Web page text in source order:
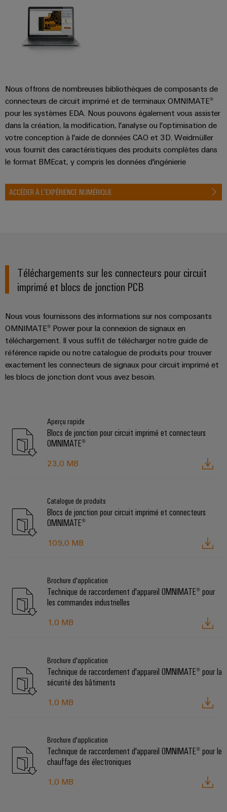
Nous offrons de nombreuses bibliothèques de composants de
connecteurs de circuit imprimé et de terminaux OMNIMATE®
pour les systèmes EDA. Nous pouvons également vous assister
dans la création, la modification, l'analyse ou l'optimisation de
votre conception à l'aide de données CAO et 3D. Weidmüller
vous fournit des caractéristiques des produits complètes dans
le format BMEcat, y compris les données d'ingénierie
ACCÉDER À L’EXPÉRIENCE NUMÉRIQUE
Téléchargements sur les connecteurs pour circuit
imprimé et blocs de jonction PCB
Nous vous fournissons des informations sur nos composants
OMNIMATE® Power pour la connexion de signaux en
téléchargement. Il vous suffit de télécharger notre guide de
référence rapide ou notre catalogue de produits pour trouver
exactement les connecteurs de signaux pour circuit imprimé et
les blocs de jonction dont vous avez besoin.
Aperçu rapide
Blocs de jonction pour circuit imprimé et connecteurs
OMNIMATE®
23,0 MB
Catalogue de produits
Blocs de jonction pour circuit imprimé et connecteurs
OMNIMATE®
109,0 MB
Brochure d'application
Technique de raccordement d'appareil OMNIMATE® pour
les commandes industrielles
1,0 MB
Brochure d'application
Technique de raccordement d'appareil OMNIMATE® pour la
sécurité des bâtiments
1,0 MB
Brochure d'application
Technique de raccordement d'appareil OMNIMATE® pour le
chauffage des électroniques
1,0 MB